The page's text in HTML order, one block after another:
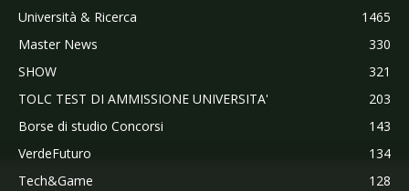
Università & Ricerca
1465
Master News
330
SHOW
321
TOLC TEST DI AMMISSIONE UNIVERSITA'
203
Borse di studio Concorsi
143
VerdeFuturo
134
Tech&Game
128